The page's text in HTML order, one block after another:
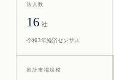
法人数
16 社
令和3年経済センサス
推計市場規模